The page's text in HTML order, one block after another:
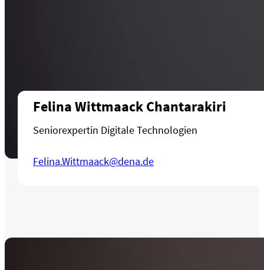
Felina Wittmaack Chantarakiri
Seniorexpertin Digitale Technologien
Felina.Wittmaack@dena.de